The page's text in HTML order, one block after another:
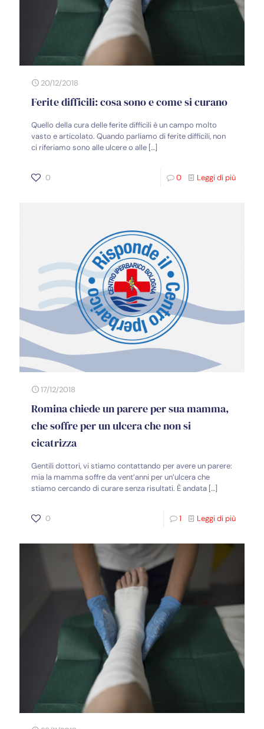
20/12/2018
Ferite difficili: cosa sono e come si curano
Quello della cura delle ferite difficili è un campo molto
vasto e articolato. Quando parliamo di ferite difficili, non
ci riferiamo sono alle ulcere o alle […]
0 0 Leggi di più
17/12/2018
Romina chiede un parere per sua mamma,
che soffre per un ulcera che non si
cicatrizza
Gentili dottori, vi stiamo contattando per avere un parere:
mia la mamma soffre da vent’anni per un’ulcera che
stiamo cercando di curare senza risultati. È andata […]
0 1 Leggi di più